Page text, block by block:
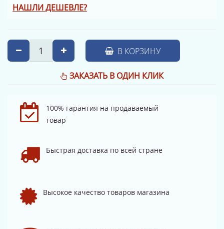
НАШЛИ ДЕШЕВЛЕ?
В КОРЗИНУ
ЗАКАЗАТЬ В ОДИН КЛИК
100% гарантия на продаваемый
товар
Быстрая доставка по всей стране
Высокое качество товаров магазина